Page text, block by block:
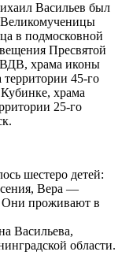
Васильев был
Великомученицы
в подмосковной
Пресвятой
храма иконы
45-го
храма
25-го
шестеро детей:
Вера —
проживают в
Васильева,
области.